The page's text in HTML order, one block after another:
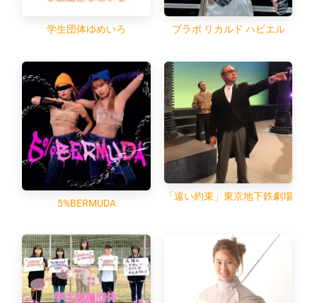
学生団体ゆめいろ ブラボ リカルド ハビエル
5%BERMUDA
「遠い約束」東京地下鉄劇場